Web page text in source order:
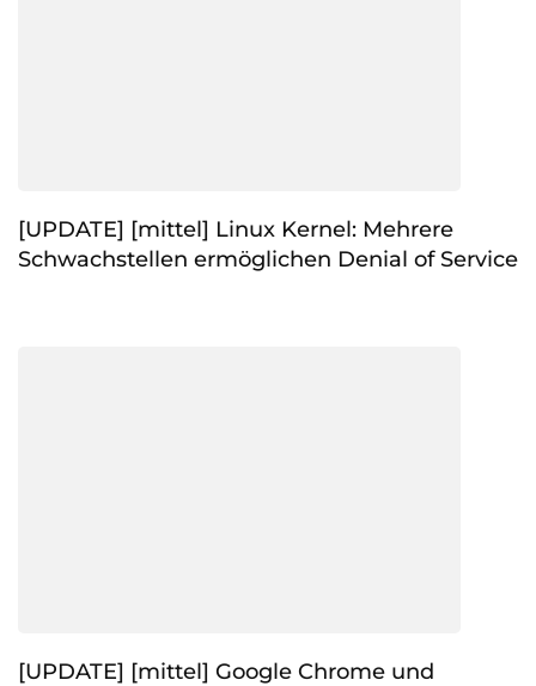
[UPDATE] [mittel] Linux Kernel: Mehrere
Schwachstellen ermöglichen Denial of Service
[UPDATE] [mittel] Google Chrome und